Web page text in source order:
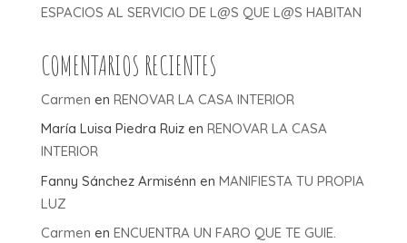
ESPACIOS AL SERVICIO DE L@S QUE L@S HABITAN
COMENTARIOS RECIENTES
Carmen en RENOVAR LA CASA INTERIOR
María Luisa Piedra Ruizen RENOVAR LA CASA
INTERIOR
Fanny Sánchez Armisénn en MANIFIESTA TU PROPIA
LUZ
Carmen en ENCUENTRA UN FARO QUE TE GUIE.